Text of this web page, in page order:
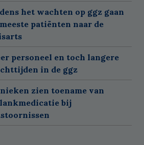
het wachten op ggz gaan
patiënten naar de
personeel en toch langere
in de ggz
zien toename van
bij